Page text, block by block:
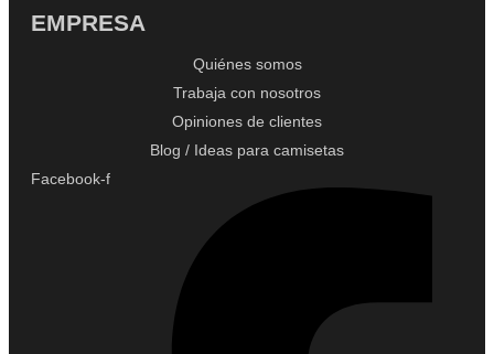
EMPRESA
Quiénes somos
Trabaja con nosotros
Opiniones de clientes
Blog / Ideas para camisetas
Facebook-f